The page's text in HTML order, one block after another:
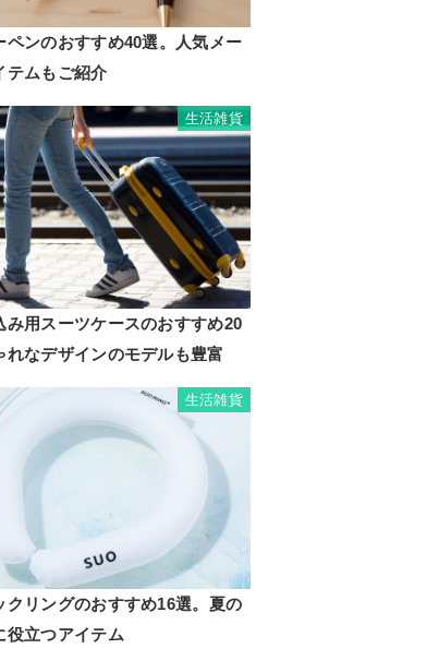
ペンのおすすめ40選。人気メー
テムもご紹介
生活雑貨
み用スーツケースのおすすめ20
れなデザインのモデルも豊富
生活雑貨
クリングのおすすめ16選。夏の
役立つアイテム